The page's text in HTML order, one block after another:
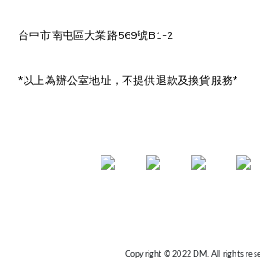
台中市南屯區大業路569號B1-2
*以上為辦公室地址，不提供退款及換貨服務*
Copyright © 2022 DM. All rights